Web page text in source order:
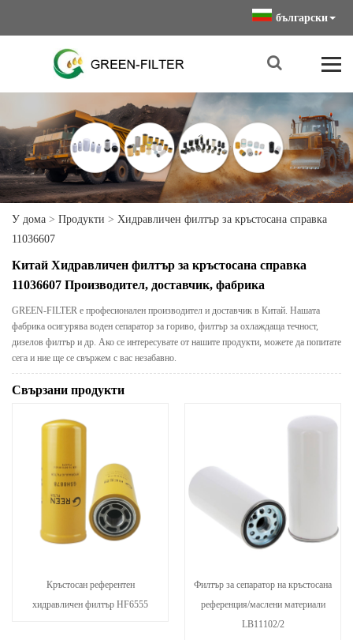
български
У дома > Продукти > Хидравличен филтър за кръстосана справка
11036607
Китай Хидравличен филтър за кръстосана справка
11036607 Производител, доставчик, фабрика
GREEN-FILTER е професионален производител и доставчик в Китай. Нашата
фабрика осигурява воден сепаратор за гориво, филтър за охлаждаща течност,
дизелов филтър и др. Ако се интересувате от нашите продукти, можете да попитате
сега и ние ще се свържем с вас незабавно.
Свързани продукти
Кръстосан референтен
хидравличен филтър HF6555
Филтър за сепаратор на кръстосана
референция/маслени материали
LB11102/2